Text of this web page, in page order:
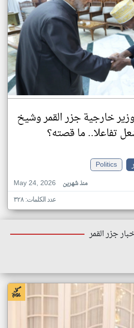
خارجية جزر القمر وشيخ
تفاعلا.. ما قصته؟
Politics
May 24, 2026
منذ شهرين
عدد الكلمات: ٣٢٨
جزر القمر